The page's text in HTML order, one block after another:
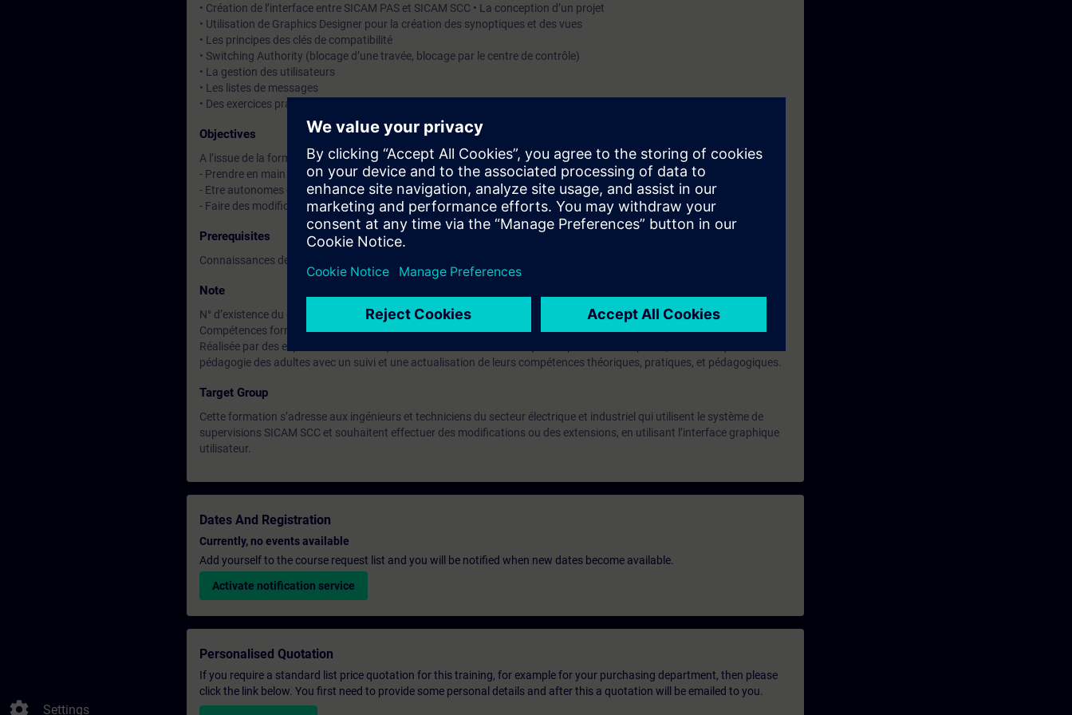
settings Settings
• Création de l’interface entre SICAM PAS et SICAM SCC • La conception d’un projet
• Utilisation de Graphics Designer pour la création des synoptiques et des vues
• Les principes des clés de compatibilité
• Switching Authority (blocage d’une travée, blocage par le centre de contrôle)
• La gestion des utilisateurs
• Les listes de messages
• Des exercices pratiques s’effectuent tout au long de la formation
Objectives
A l’issue de la formation, le stagiaire sera capable de :
- Prendre en main le projet d’un poste opérateur dans l’environnement du logiciel SICAM SCC.
- Etre autonomes dans la création d’un projet simple
- Faire des modifications simples en abordant les fonctionnalités les plus courantes.
Prerequisites
Connaissances de base du système SICAM PAS et notions de supervision
Note
N° d’existence du centre de formation SITRAIN : 11 93 00 205 93
Compétences formateur :
Réalisée par des experts assurant au quotidien des missions techniques auprès des entreprises, formés et qualifiés à la
pédagogie des adultes avec un suivi et une actualisation de leurs compétences théoriques, pratiques, et pédagogiques.
Target Group
Cette formation s’adresse aux ingénieurs et techniciens du secteur électrique et industriel qui utilisent le système de
supervisions SICAM SCC et souhaitent effectuer des modifications ou des extensions, en utilisant l’interface graphique
utilisateur.
Dates And Registration
Currently, no events available
Add yourself to the course request list and you will be notified when new dates become available.
Activate notification service
Personalised Quotation
If you require a standard list price quotation for this training, for example for your purchasing department, then please
click the link below. You first need to provide some personal details and after this a quotation will be emailed to you.